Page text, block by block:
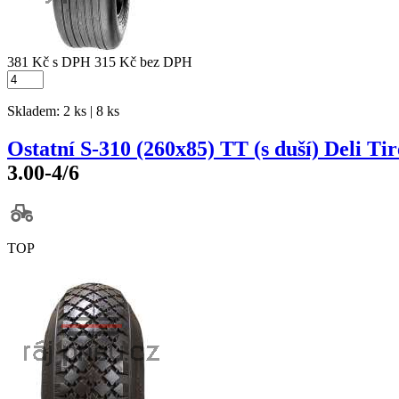
381 Kč s DPH 315 Kč bez DPH
Skladem: 2 ks | 8 ks
Ostatní S-310 (260x85) TT (s duší) Deli
3.00-4/6
TOP